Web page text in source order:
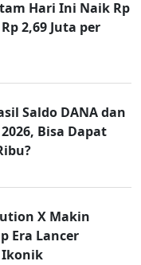
Hari Ini Naik Rp
2,69 Juta per
Saldo DANA dan
Bisa Dapat
X Makin
Era Lancer
Ikonik